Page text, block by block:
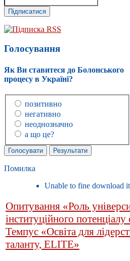
Підписка RSS
Голосування
Як Ви ставитеся до Болонського
процесу в Україні?
позитивно
негативно
неоднозначно
а що це?
Помилка
Unable to fine download
Опитування «Роль
інституційного
Темпус «Освіта для
таланту, ELITE»